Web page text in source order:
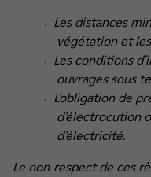
Les distances
végétation et
Les conditions
ouvrages sous
L’obligation de
d’électrocution
d’électricité.
Le non-respect de ces